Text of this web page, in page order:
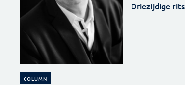
COLUMN
Driezijdige rits